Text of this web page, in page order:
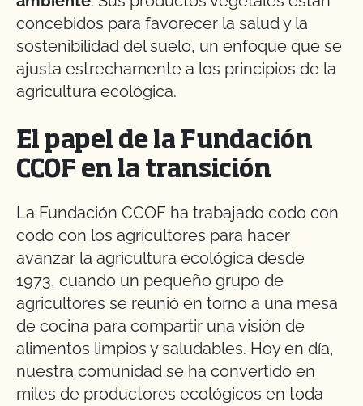
concebidos para favorecer la salud y la
sostenibilidad del suelo, un enfoque que se
ajusta estrechamente a los principios de la
agricultura ecológica.
El papel de la Fundación
CCOF en la transición
La Fundación CCOF ha trabajado codo con
codo con los agricultores para hacer
avanzar la agricultura ecológica desde
1973, cuando un pequeño grupo de
agricultores se reunió en torno a una mesa
de cocina para compartir una visión de
alimentos limpios y saludables. Hoy en día,
nuestra comunidad se ha convertido en
miles de productores ecológicos en toda